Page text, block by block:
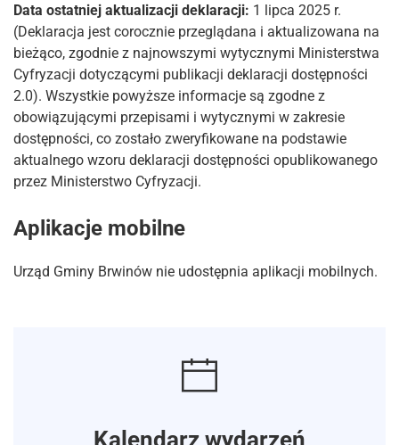
Data ostatniej aktualizacji deklaracji: 1 lipca 2025 r.
(Deklaracja jest corocznie przeglądana i aktualizowana na
bieżąco, zgodnie z najnowszymi wytycznymi Ministerstwa
Cyfryzacji dotyczącymi publikacji deklaracji dostępności
2.0). Wszystkie powyższe informacje są zgodne z
obowiązującymi przepisami i wytycznymi w zakresie
dostępności, co zostało zweryfikowane na podstawie
aktualnego wzoru deklaracji dostępności opublikowanego
przez Ministerstwo Cyfryzacji.
Aplikacje mobilne
Urząd Gminy Brwinów nie udostępnia aplikacji mobilnych.
Kalendarz wydarzeń